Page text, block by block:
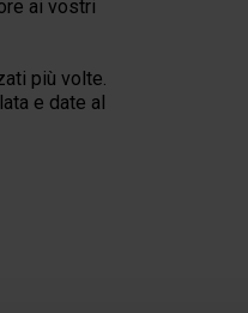
ai vostri
più volte.
e date al